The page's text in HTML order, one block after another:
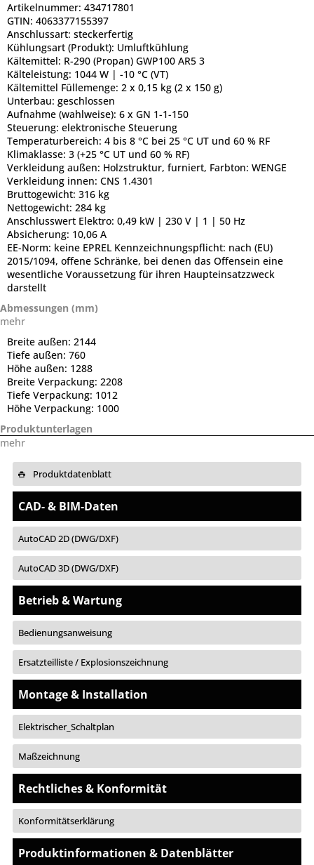
Artikelnummer: 434717801
GTIN: 4063377155397
Anschlussart: steckerfertig
Kühlungsart (Produkt): Umluftkühlung
Kältemittel: R-290 (Propan) GWP100 AR5 3
Kälteleistung: 1044 W | -10 °C (VT)
Kältemittel Füllemenge: 2 x 0,15 kg (2 x 150 g)
Unterbau: geschlossen
Aufnahme (wahlweise): 6 x GN 1-1-150
Steuerung: elektronische Steuerung
Temperaturbereich: 4 bis 8 °C bei 25 °C UT und 60 % RF
Klimaklasse: 3 (+25 °C UT und 60 % RF)
Verkleidung außen: Holzstruktur, furniert, Farbton: WENGE
Verkleidung innen: CNS 1.4301
Bruttogewicht: 316 kg
Nettogewicht: 284 kg
Anschlusswert Elektro: 0,49 kW | 230 V | 1 | 50 Hz
Absicherung: 10,06 A
EE-Norm: keine EPREL Kennzeichnungspflicht: nach (EU)
2015/1094, offene Schränke, bei denen das Offensein eine
wesentliche Voraussetzung für ihren Haupteinsatzzweck
darstellt
Abmessungen (mm)
mehr
Breite außen: 2144
Tiefe außen: 760
Höhe außen: 1288
Breite Verpackung: 2208
Tiefe Verpackung: 1012
Höhe Verpackung: 1000
Produktunterlagen
mehr
Produktdatenblatt
CAD- & BIM-Daten
AutoCAD 2D (DWG/DXF)
AutoCAD 3D (DWG/DXF)
Betrieb & Wartung
Bedienungsanweisung
Ersatzteilliste / Explosionszeichnung
Montage & Installation
Elektrischer_Schaltplan
Maßzeichnung
Rechtliches & Konformität
Konformitätserklärung
Produktinformationen & Datenblätter